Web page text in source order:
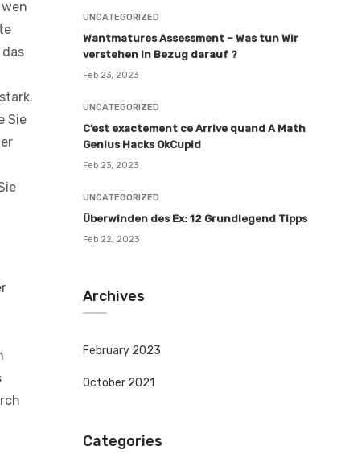
UNCATEGORIZED
Wantmatures Assessment – Was tun Wir
verstehen In Bezug darauf ?
Feb 23, 2023
UNCATEGORIZED
C’est exactement ce Arrive quand A Math
Genius Hacks OkCupid
Feb 23, 2023
UNCATEGORIZED
Überwinden des Ex: 12 Grundlegend Tipps
Feb 22, 2023
Archives
February 2023
October 2021
Categories
Sie